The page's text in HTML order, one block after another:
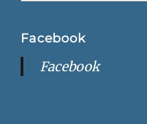
Facebook
Facebook